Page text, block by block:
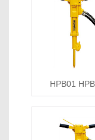
HPB01